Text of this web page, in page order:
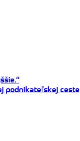
podnikateľskej ceste